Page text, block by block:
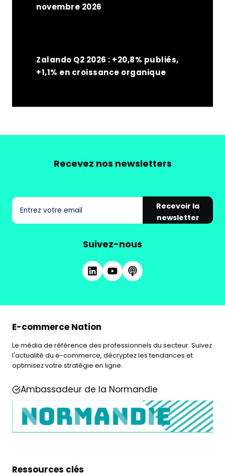
novembre 2026
Zalando Q2 2026 : +20,8% publiés,
+1,1% en croissance organique
Recevez nos newsletters
Recevoir la
newsletter
Suivez-nous
E-commerce Nation
Le média de référence des professionnels du secteur. Suivez
l'actualité du e-commerce, décryptez les tendances et
optimisez votre stratégie en ligne.
Ambassadeur de la Normandie
Ressources clés